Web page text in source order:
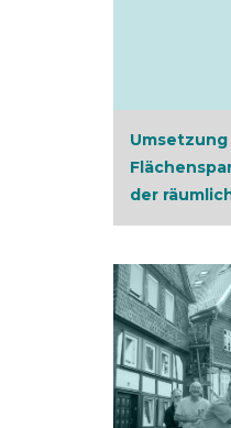
Umsetzung
der